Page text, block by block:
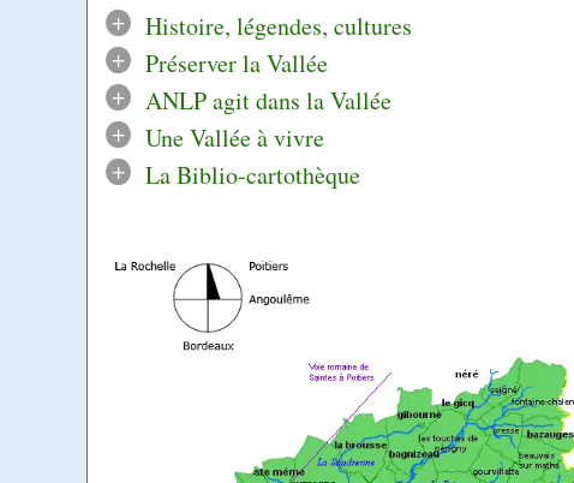
+
Histoire, légendes, cultures
+
Préserver la Vallée
+
ANLP agit dans la Vallée
+
Une Vallée à vivre
+
La Biblio-cartothèque